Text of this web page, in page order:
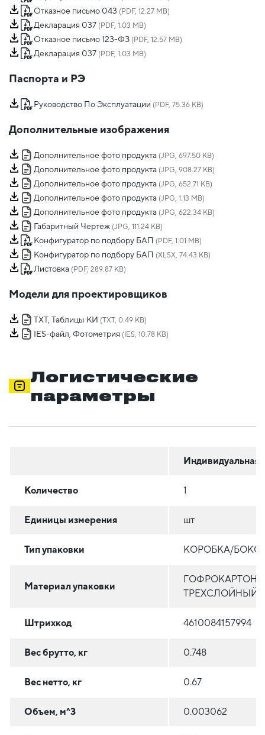
Отказное письмо 043 (PDF, 12.27 MB)
Декларация 037 (PDF, 1.03 MB)
Отказное письмо 123-ФЗ (PDF, 12.57 MB)
Декларация 037 (PDF, 1.03 MB)
Паспорта и РЭ
Руководство По Эксплуатации (PDF, 75.36 KB)
Дополнительные изображения
Дополнительное фото продукта (JPG, 697.50 KB)
Дополнительное фото продукта (JPG, 908.27 KB)
Дополнительное фото продукта (JPG, 652.71 KB)
Дополнительное фото продукта (JPG, 1.13 MB)
Дополнительное фото продукта (JPG, 622.34 KB)
Габаритный Чертеж (JPG, 111.24 KB)
Конфигуратор по подбору БАП (PDF, 1.01 MB)
Конфигуратор по подбору БАП (XLSX, 74.43 KB)
Листовка (PDF, 289.87 KB)
Модели для проектировщиков
TXT, Таблицы КИ (TXT, 0.49 KB)
IES-файл, Фотометрия (IES, 10.78 KB)
Логистические
параметры
Индивидуальная
Количество 1
Единицы измерения шт
Тип упаковки КОРОБКА/БОКС
Материал упаковки
ГОФРОКАРТОН
ТРЕХСЛОЙНЫЙ
Штрихкод 4610084157994
Вес брутто, кг 0.748
Вес нетто, кг 0.67
Объем, м^3 0.003062